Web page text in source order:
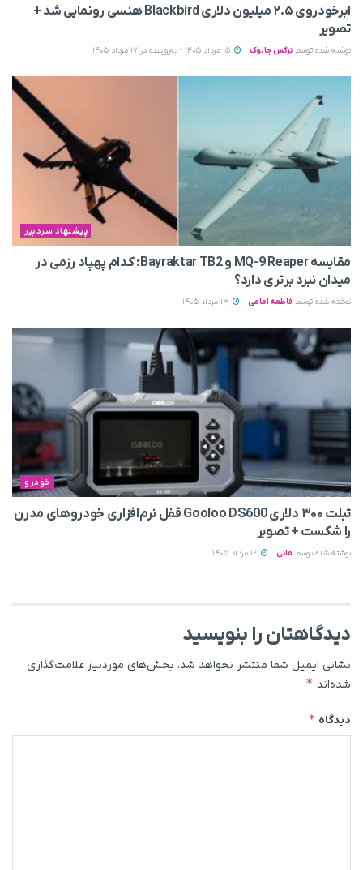
ابرخودروی ۲.۵ میلیون دلاری Blackbird هنسی رونمایی شد +
تصویر
نوشته شده توسط نرگس چالوک
پیشنهاد سردبیر
مقایسه MQ-9 Reaper و Bayraktar TB2؛ کدام پهپاد رزمی در
میدان نبرد برتری دارد؟
نوشته شده توسط فاطمه امامی
خودرو
تبلت ۳۰۰ دلاری Gooloo DS600 قفل نرم‌افزاری خودروهای مدرن
را شکست + تصویر
نوشته شده توسط مانی
دیدگاهتان را بنویسید
نشانی ایمیل شما منتشر نخواهد شد. بخش‌های موردنیاز علامت‌گذاری
شده‌اند *
دیدگاه *